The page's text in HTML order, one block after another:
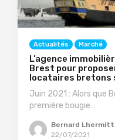
Actualités Marché
L’agence
Brest pour
locataires bretons
Juin 2021 : Alors que
première bougie…
Bernard
22/07/2021